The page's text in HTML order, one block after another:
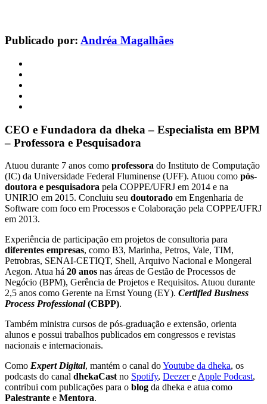
Publicado por: Andréa Magalhães
CEO e Fundadora da dheka – Especialista em BPM
– Professora e Pesquisadora
Atuou durante 7 anos como professora do Instituto de Computação
(IC) da Universidade Federal Fluminense (UFF). Atuou como pós-
doutora e pesquisadora pela COPPE/UFRJ em 2014 e na
UNIRIO em 2015. Concluiu seu doutorado em Engenharia de
Software com foco em Processos e Colaboração pela COPPE/UFRJ
em 2013.
Experiência de participação em projetos de consultoria para
diferentes empresas, como B3, Marinha, Petros, Vale, TIM,
Petrobras, SENAI-CETIQT, Shell, Arquivo Nacional e Mongeral
Aegon. Atua há 20 anos nas áreas de Gestão de Processos de
Negócio (BPM), Gerência de Projetos e Requisitos. Atuou durante
2,5 anos como Gerente na Ernst Young (EY). Certified Business
Process Professional(CBPP).
Também ministra cursos de pós-graduação e extensão, orienta
alunos e possui trabalhos publicados em congressos e revistas
nacionais e internacionais.
Como Expert Digital, mantém o canal doYoutube da dheka, os
podcasts do canal dhekaCast no Spotify, Deezere Apple Podcast,
contribui com publicações para o blog da dheka e atua como
Palestrante e Mentora.